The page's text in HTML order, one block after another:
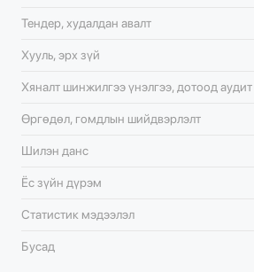
Тендер, худалдан авалт
Хууль, эрх зүй
Хяналт шинжилгээ үнэлгээ, дотоод аудит
Өргөдөл, гомдлын шийдвэрлэлт
Шилэн данс
Ёс зүйн дүрэм
Статистик мэдээлэл
Бусад